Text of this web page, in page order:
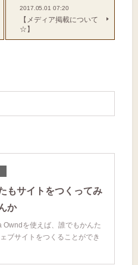
2017.05.01 07:20
【メディア掲載について
☆】
もサイトをつくってみ
か
Owndを使えば、誰でもかんた
ブサイトをつくることができ